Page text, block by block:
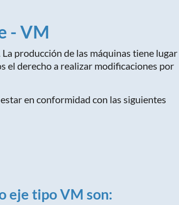
- VM
producción de las máquinas tiene lugar
el derecho a realizar modificaciones por
en conformidad con las siguientes
eje tipo VM son: